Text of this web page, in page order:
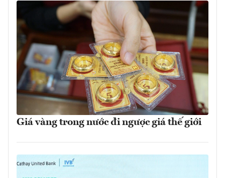
Giá vàng trong nước đi ngược giá thế giới